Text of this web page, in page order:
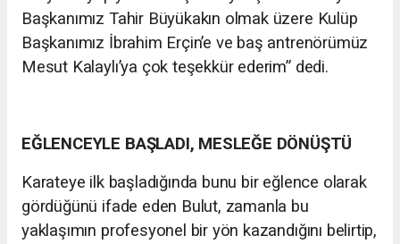
Başkanımız Tahir Büyükakın olmak üzere Kulüp
Başkanımız İbrahim Erçin’e ve baş antrenörümüz
Mesut Kalaylı’ya çok teşekkür ederim” dedi.
EĞLENCEYLE BAŞLADI, MESLEĞE DÖNÜŞTÜ
Karateye ilk başladığında bunu bir eğlence olarak
gördüğünü ifade eden Bulut, zamanla bu
yaklaşımın profesyonel bir yön kazandığını belirtip,